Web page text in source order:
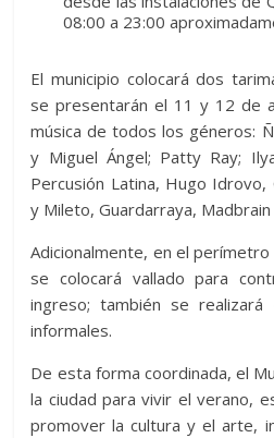
08:00 a 23:00
El municipio colocará dos
se presentarán el 11 y 12 de
música de todos los géneros:
y Miguel Ángel; Patty Ray;
Percusión Latina, Hugo Idrovo,
y Mileto, Guardarraya,
Adicionalmente, en el
se colocará vallado para
ingreso; también se
informales.
De esta forma coordinada, el
la ciudad para vivir el verano,
promover la cultura y el arte,